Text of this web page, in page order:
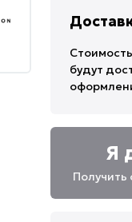
будут
Я
Получить